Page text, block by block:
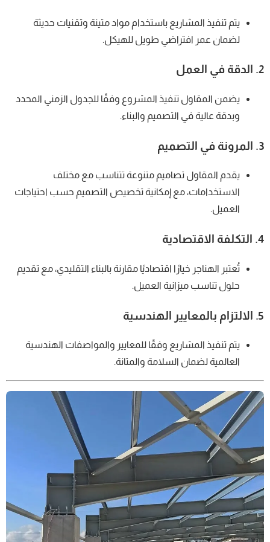
يتم تنفيذ المشاريع باستخدام مواد متينة وتقنيات حديثة
لضمان عمر افتراضي طويل للهيكل.
2. الدقة في العمل
يضمن المقاول تنفيذ المشروع وفقًا للجدول الزمني المحدد
وبدقة عالية في التصميم والبناء.
3. المرونة في التصميم
يقدم المقاول تصاميم متنوعة تتناسب مع مختلف
الاستخدامات، مع إمكانية تخصيص التصميم حسب احتياجات
العميل.
4. التكلفة الاقتصادية
تُعتبر الهناجر خيارًا اقتصاديًا مقارنة بالبناء التقليدي، مع تقديم
حلول تناسب ميزانية العميل.
5. الالتزام بالمعايير الهندسية
يتم تنفيذ المشاريع وفقًا للمعايير والمواصفات الهندسية
العالمية لضمان السلامة والمتانة.